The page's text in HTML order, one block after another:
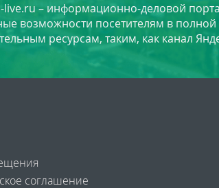
live.ru – информационно-деловой
возможности посетителям в
ресурсам, таким, как канал
соглашение